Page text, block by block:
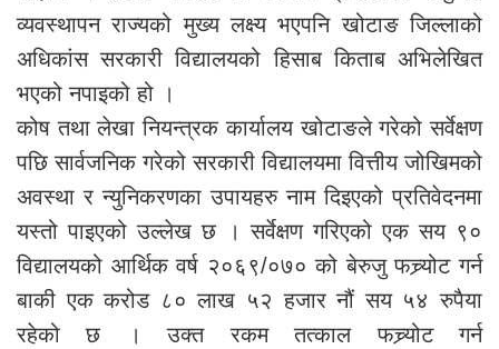
व्यवस्थापन राज्यको मुख्य लक्ष्य भएपनि खोटाङ जिल्लाको
अधिकांस सरकारी विद्यालयको हिसाब किताब अभिलेखित
भएको नपाइको हो ।
कोष तथा लेखा नियन्त्रक कार्यालय खोटाङले गरेको सर्वेक्षण
पछि सार्वजनिक गरेको सरकारी विद्यालयमा वित्तीय जोखिमको
अवस्था र न्युनिकरणका उपायहरु नाम दिइएको प्रतिवेदनमा
यस्तो पाइएको उल्लेख छ । सर्वेक्षण गरिएको एक सय ९०
विद्यालयको आर्थिक वर्ष २०६९/०७० को बेरुजु फच्र्योट गर्न
बाकी एक करोड ८० लाख ५२ हजार नौं सय ५४ रुपैया
रहेको छ । उक्त रकम तत्काल फच्र्योट गर्न